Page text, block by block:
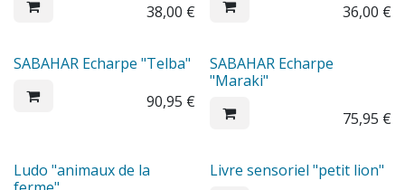
38,00 €
36,00 €
SABAHAR Echarpe "Telba"
90,95 €
SABAHAR Echarpe
"Maraki"
75,95 €
Ludo "animaux de la
Livre sensoriel "petit lion"